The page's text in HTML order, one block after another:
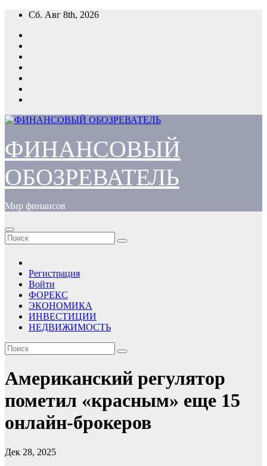
Перейти
содержимому
Сб. Авг 8th, 2026
ФИНАНСОВЫЙ
ОБОЗРЕВАТЕЛЬ
Мир финансов
Регистрация
Войти
ФОРЕКС
ЭКОНОМИКА
ИНВЕСТИЦИИ
НЕДВИЖИМОСТЬ
Американский регулятор
пометил «красным» еще 15
онлайн-брокеров
Дек 28, 2025